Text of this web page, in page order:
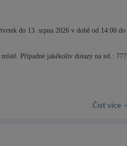
do 13. srpna 2026 v době od 14:00 do
Případné jakékoliv dotazy na tel.: 777
Číst více